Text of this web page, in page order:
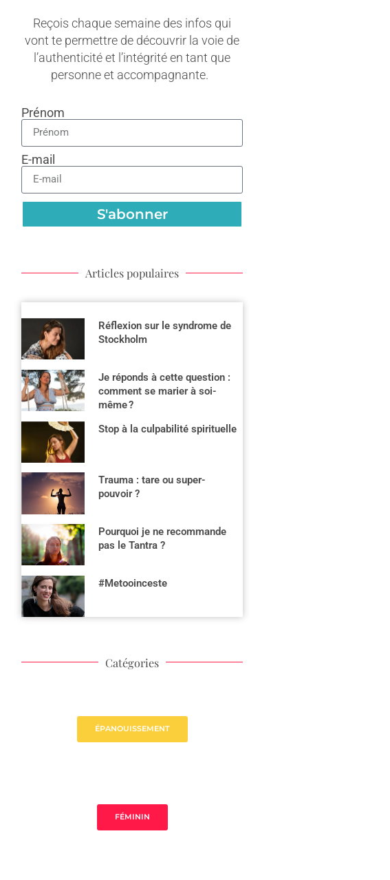
Reçois chaque semaine des infos qui
vont te permettre de découvrir la voie de
l’authenticité et l’intégrité en tant que
personne et accompagnante.
Prénom
E-mail
S'abonner
Articles populaires
Réflexion sur le syndrome de
Stockholm
Je réponds à cette question :
comment se marier à soi-
même ?
Stop à la culpabilité spirituelle
Trauma : tare ou super-
pouvoir ?
Pourquoi je ne recommande
pas le Tantra ?
#Metooinceste
Catégories
ÉPANOUISSEMENT
FÉMININ